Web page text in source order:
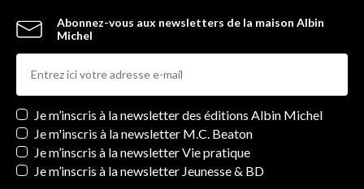
Abonnez-vous aux newsletters de la maison Albin
Michel
Newsletters
Je m’inscris à la newsletter des éditions Albin Michel
Je m'inscris à la newsletter M.C. Beaton
Je m’inscris à la newsletter Vie pratique
Je m’inscris à la newsletter Jeunesse & BD